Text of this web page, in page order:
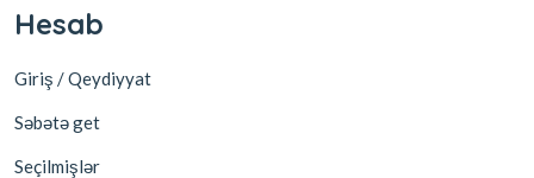
Hesab
Giriş / Qeydiyyat
Səbətə get
Seçilmişlər